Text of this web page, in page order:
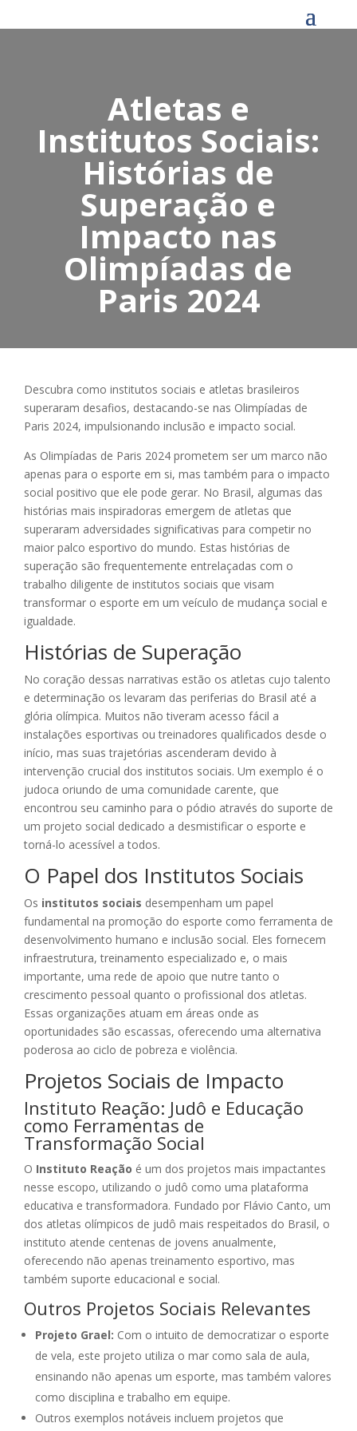
Atletas e
Institutos Sociais:
Histórias de
Superação e
Impacto nas
Olimpíadas de
Paris 2024
Descubra como institutos sociais e atletas brasileiros
superaram desafios, destacando-se nas Olimpíadas de
Paris 2024, impulsionando inclusão e impacto social.
As Olimpíadas de Paris 2024 prometem ser um marco não
apenas para o esporte em si, mas também para o impacto
social positivo que ele pode gerar. No Brasil, algumas das
histórias mais inspiradoras emergem de atletas que
superaram adversidades significativas para competir no
maior palco esportivo do mundo. Estas histórias de
superação são frequentemente entrelaçadas com o
trabalho diligente de institutos sociais que visam
transformar o esporte em um veículo de mudança social e
igualdade.
Histórias de Superação
No coração dessas narrativas estão os atletas cujo talento
e determinação os levaram das periferias do Brasil até a
glória olímpica. Muitos não tiveram acesso fácil a
instalações esportivas ou treinadores qualificados desde o
início, mas suas trajetórias ascenderam devido à
intervenção crucial dos institutos sociais. Um exemplo é o
judoca oriundo de uma comunidade carente, que
encontrou seu caminho para o pódio através do suporte de
um projeto social dedicado a desmistificar o esporte e
torná-lo acessível a todos.
O Papel dos Institutos Sociais
Os institutos sociais desempenham um papel
fundamental na promoção do esporte como ferramenta de
desenvolvimento humano e inclusão social. Eles fornecem
infraestrutura, treinamento especializado e, o mais
importante, uma rede de apoio que nutre tanto o
crescimento pessoal quanto o profissional dos atletas.
Essas organizações atuam em áreas onde as
oportunidades são escassas, oferecendo uma alternativa
poderosa ao ciclo de pobreza e violência.
Projetos Sociais de Impacto
Instituto Reação: Judô e Educação
como Ferramentas de
Transformação Social
O Instituto Reação é um dos projetos mais impactantes
nesse escopo, utilizando o judô como uma plataforma
educativa e transformadora. Fundado por Flávio Canto, um
dos atletas olímpicos de judô mais respeitados do Brasil, o
instituto atende centenas de jovens anualmente,
oferecendo não apenas treinamento esportivo, mas
também suporte educacional e social.
Outros Projetos Sociais Relevantes
Projeto Grael: Com o intuito de democratizar o esporte
de vela, este projeto utiliza o mar como sala de aula,
ensinando não apenas um esporte, mas também valores
como disciplina e trabalho em equipe.
Outros exemplos notáveis incluem projetos que